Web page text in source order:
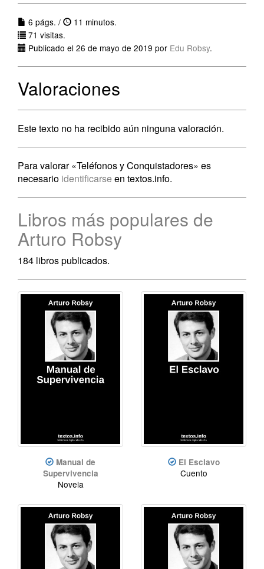
6 págs. /
11 minutos.
71 visitas.
Publicado el 26 de mayo de 2019 por Edu Robsy.
Valoraciones
Este texto no ha recibido aún ninguna valoración.
Para valorar «Teléfonos y Conquistadores» es
necesario identificarse en textos.info.
Libros más populares de
Arturo Robsy
184 libros publicados.
Manual de
Supervivencia
Novela
El Esclavo
Cuento